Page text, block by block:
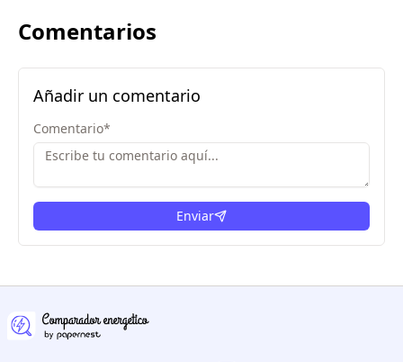
Comentarios
Añadir un comentario
Comentario*
Enviar